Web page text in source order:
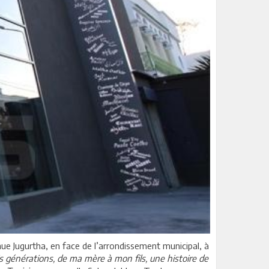
Jugurtha, en face de l’arrondissement municipal, à
générations, de ma mère à mon fils, une histoire de